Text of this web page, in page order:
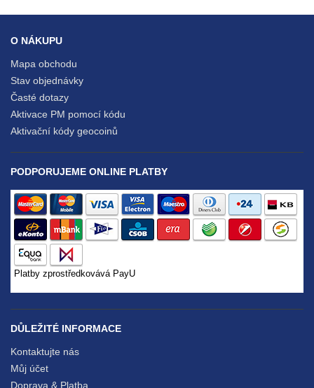
O NÁKUPU
Mapa obchodu
Stav objednávky
Časté dotazy
Aktivace PM pomocí kódu
Aktivační kódy geocoinů
PODPORUJEME ONLINE PLATBY
Platby zprostředkovává PayU
DŮLEŽITÉ INFORMACE
Kontaktujte nás
Můj účet
Doprava & Platba